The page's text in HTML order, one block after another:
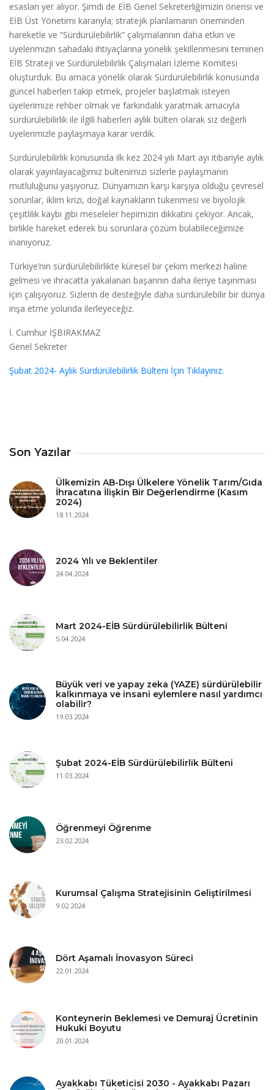
Son Yazılar
Ülkemizin AB-Dışı Ülkelere Yönelik Tarım/Gıda
İhracatına İlişkin Bir Değerlendirme (Kasım
2024)
18.11.2024
2024 Yılı ve Beklentiler
24.04.2024
Mart 2024-EİB Sürdürülebilirlik Bülteni
5.04.2024
Büyük veri ve yapay zeka (YAZE) sürdürülebilir
kalkınmaya ve insani eylemlere nasıl yardımcı
olabilir?
19.03.2024
Şubat 2024-EİB Sürdürülebilirlik Bülteni
11.03.2024
Öğrenmeyi Öğrenme
23.02.2024
Kurumsal Çalışma Stratejisinin Geliştirilmesi
9.02.2024
Dört Aşamalı İnovasyon Süreci
22.01.2024
Konteynerin Beklemesi ve Demuraj Ücretinin
Hukuki Boyutu
20.01.2024
Ayakkabı Tüketicisi 2030 - Ayakkabı Pazarı
esasları yer alıyor. Şimdi de EİB Genel Sekreterliğimizin önerisi ve
EİB Üst Yönetimi kararıyla; stratejik planlamanın öneminden
hareketle ve “Sürdürülebilirlik” çalışmalarının daha etkin ve
üyelerimizin sahadaki ihtiyaçlarına yönelik şekillenmesini teminen
EİB Strateji ve Sürdürülebilirlik Çalışmaları İzleme Komitesi
oluşturduk. Bu amaca yönelik olarak Sürdürülebilirlik konusunda
güncel haberleri takip etmek, projeler başlatmak isteyen
üyelerimize rehber olmak ve farkındalık yaratmak amacıyla
sürdürülebilirlik ile ilgili haberleri aylık bülten olarak siz değerli
üyelerimizle paylaşmaya karar verdik.
Sürdürülebilirlik konusunda ilk kez 2024 yılı Mart ayı itibariyle aylık
olarak yayınlayacağımız bültenimizi sizlerle paylaşmanın
mutluluğunu yaşıyoruz. Dünyamızın karşı karşıya olduğu çevresel
sorunlar, iklim krizi, doğal kaynakların tükenmesi ve biyolojik
çeşitlilik kaybı gibi meseleler hepimizin dikkatini çekiyor. Ancak,
birlikle hareket ederek bu sorunlara çözüm bulabileceğimize
inanıyoruz.
Türkiye’nin sürdürülebilirlikte küresel bir çekim merkezi haline
gelmesi ve ihracatta yakalanan başarının daha ileriye taşınması
için çalışıyoruz. Sizlerin de desteğiyle daha sürdürülebilir bir dünya
inşa etme yolunda ilerleyeceğiz.
İ. Cumhur İŞBIRAKMAZ
Genel Sekreter
Şubat 2024- Aylık Sürdürülebilirlik Bülteni İçin Tıklayınız.